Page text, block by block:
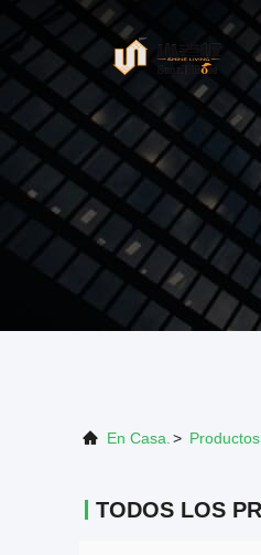
En Casa. > Productos